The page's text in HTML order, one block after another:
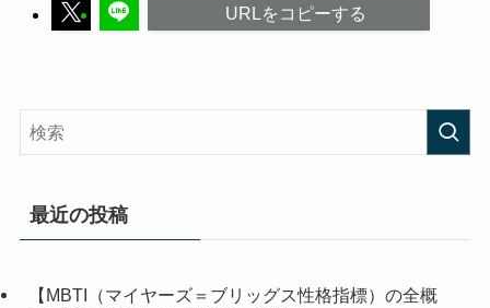
URLをコピーする
最近の投稿
【MBTI（マイヤーズ＝ブリッグス性格指標）の全概